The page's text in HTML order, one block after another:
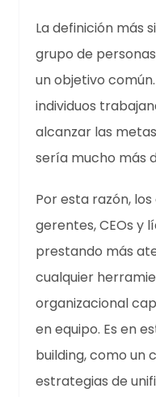
La definición más
grupo de
un objetivo
individuos
alcanzar las
sería mucho más
Por esta razón,
gerentes, CEOs y
prestando más
cualquier
organizacional
en equipo. Es en
building, como un
estrategias de